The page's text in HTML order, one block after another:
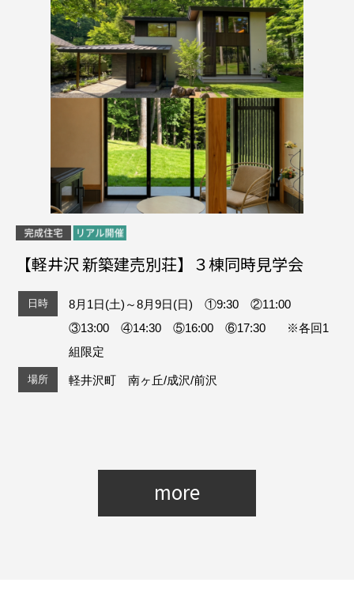
【軽井沢 新築建売別荘】３棟同時見学会
日時
8月1日(土)～8月9日(日) ①9:30 ②11:00
③13:00 ④14:30 ⑤16:00 ⑥17:30 ※各回1
組限定
場所 軽井沢町 南ヶ丘/成沢/前沢
more